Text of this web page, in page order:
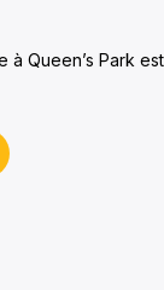
Queen’s Park est